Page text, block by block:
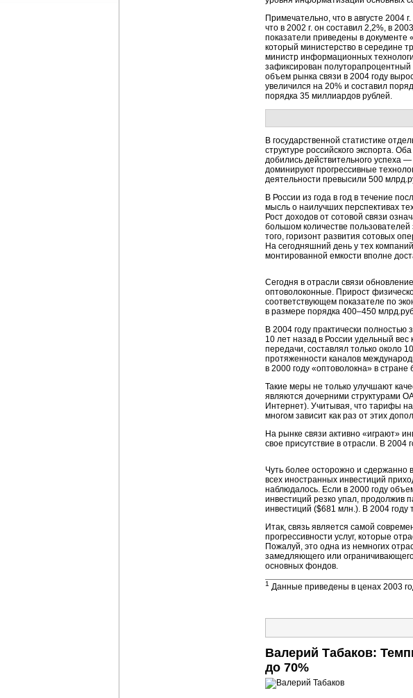
Примечательно, что в августе 2004
что в 2002 г. он составил 2,2%, в
показатели приведены в
который министерство в середине
министр информационных
зафиксирован
объем рынка связи в 2004 году
увеличился на 20% и составил
порядка 35 миллиардов рублей.
В государственной статистике
структуре российского экспорта.
добились действительного успеха
доминируют прогрессивные
деятельности превысили 500
В России из года в год в течение
мысль о наилучших перспективах
Рост доходов от сотовой связи
большом количестве
того, горизонт развития сотовых
На сегодняшний день у тех
монтированной емкости вполне
Сегодня в отрасли связи
оптоволоконные. Прирост
соответствующем показателе по
в размере порядка 400–450
В 2004 году практически
10 лет назад в России удельный
передачи, составлял только около
протяженности каналов
в 2000 году «оптоволокна» в
Такие меры не только улучшают
являются дочерними структурами
Интернет). Учитывая, что тарифы
многом зависит как раз от этих
На рынке связи активно «играют»
свое присутствие в отрасли. В 2004
Чуть более осторожно и сдержанно
всех иностранных инвестиций
наблюдалось. Если в 2000 году
инвестиций резко упал, продолжив
инвестиций ($681 млн.). В 2004 году
Итак, связь является самой
прогрессивности услуг, которые
Пожалуй, это одна из немногих
замедляющего или
основных фондов.
1 Данные приведены в ценах 2003
Валерий Табаков:
до 70%